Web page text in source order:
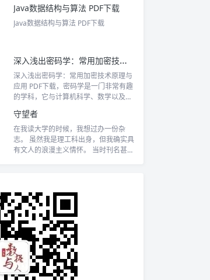
Java数据结构与算法 PDF下载
Java数据结构与算法 PDF下载
深入浅出密码学：常用加密技术原理与应用 PDF下载
深入浅出密码学：常用加密技术原理与
应用 PDF下载，密码学是一门非常有趣
的学科，它与计算机科学、数学以及电
守望者
在我读大学的时候，我想过办一份杂
志。 虽然我是理工科出身，但我确实具
有文人的浪漫主义情怀。 当时刊名甚至